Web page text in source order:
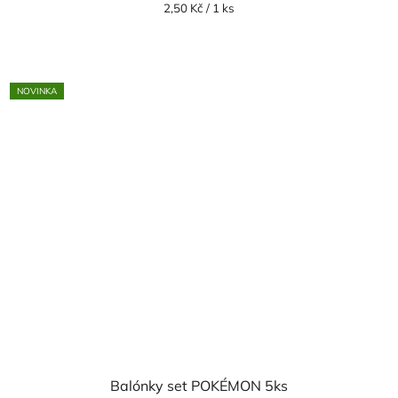
Měrná
2,50 Kč / 1 ks
NOVINKA
Balónky set POKÉMON 5ks